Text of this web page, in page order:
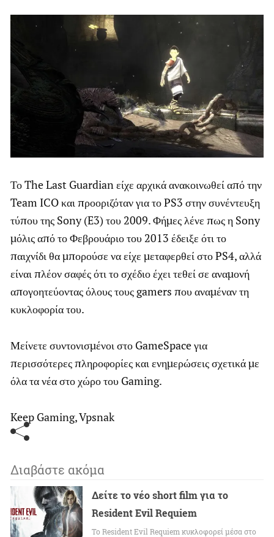
Το The Last Guardian είχε αρχικά ανακοινωθεί από την
Team ICO και προοριζόταν για το PS3 στην συνέντευξη
τύπου της Sony (E3) του 2009. Φήμες λένε πως η Sony
μόλις από το Φεβρουάριο του 2013 έδειξε ότι το
παιχνίδι θα μπορούσε να είχε μεταφερθεί στο PS4, αλλά
είναι πλέον σαφές ότι το σχέδιο έχει τεθεί σε αναμονή
απογοητεύοντας όλους τους gamers που αναμέναν τη
κυκλοφορία του.
Μείνετε συντονισμένοι στο GameSpace για
περισσότερες πληροφορίες και ενημερώσεις σχετικά με
όλα τα νέα στο χώρο του Gaming.
Keep Gaming, Vpsnak
Διαβάστε ακόμα
Δείτε το νέο short film για το
Resident Evil Requiem
To Resident Evil Requiem κυκλοφορεί μέσα στο